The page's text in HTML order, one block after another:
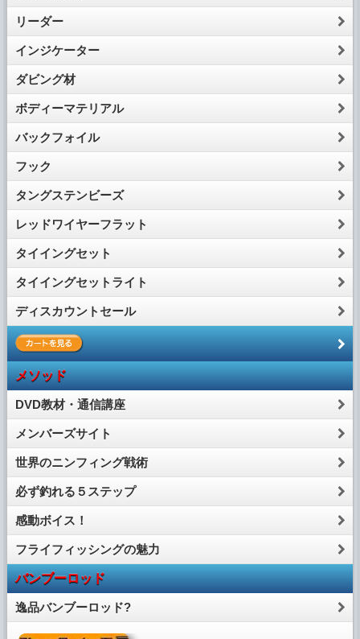
リーダー
インジケーター
ダビング材
ボディーマテリアル
バックフォイル
フック
タングステンビーズ
レッドワイヤーフラット
タイイングセット
タイイングセットライト
ディスカウントセール
メソッド
DVD教材・通信講座
メンバーズサイト
世界のニンフィング戦術
必ず釣れる５ステップ
感動ボイス！
フライフィッシングの魅力
バンブーロッド
逸品バンブーロッド?